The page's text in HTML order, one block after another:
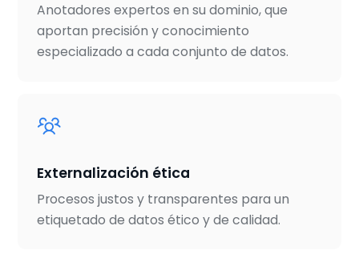
Anotadores expertos en su dominio, que
aportan precisión y conocimiento
especializado a cada conjunto de datos.
Externalización ética
Procesos justos y transparentes para un
etiquetado de datos ético y de calidad.